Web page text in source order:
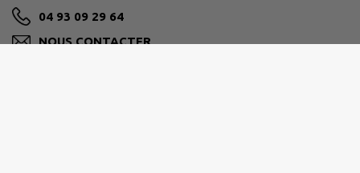
04 93 09 29 64
NOUS CONTACTER